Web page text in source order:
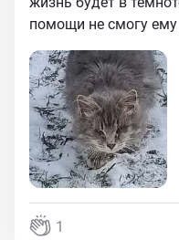
помощи не смогу
1